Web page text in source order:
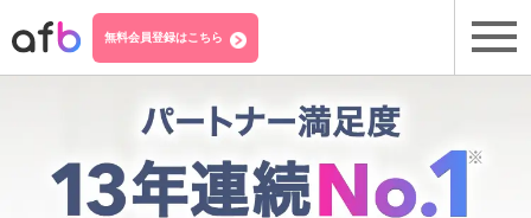
無料会員登録はこちら